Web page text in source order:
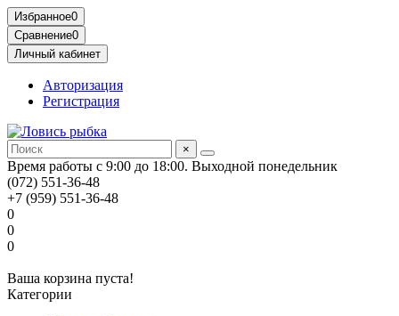
Избранное0
Сравнение0
Личный кабинет
Авторизация
Регистрация
×
Время работы с 9:00 до 18:00. Выходной понедельник
(072) 551-36-48
+7 (959) 551-36-48
0
0
0
Ваша корзина пуста!
Категории